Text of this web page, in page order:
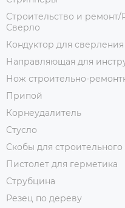
Строительство и
Сверло
Кондуктор для сверления
Направляющая для
Нож строительно-
Припой
Корнеудалитель
Стусло
Скобы для строительного
Пистолет для герметика
Струбцина
Резец по дереву